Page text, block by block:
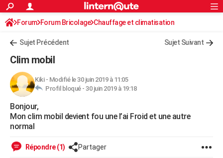
ACTUALITÉS
Politique
Société
Faits Divers
Education
Monde
Villes
+
FINANCE
Retraite
Impôts
Epargne
Immobilier
Risques naturels par ville
Banque
Assurance
Crédit
AUTO
Essais
Réserver un essai
Citadines
Berlines
SUV
Forum auto
+HIGH-TECH
Mobiles
Meilleur smartphone
Internet
Ordinateurs
Jeux vidéo
Guide high-tech
+
Forum
Aménagement intérieur
Extérieur
Cuisine
Salle de bains
Jardinage
Rangement
WEEK-END
Rechercher
S'inscrire
Connexion
Forum Forum Bricolage Chauffage et climatisation
Sujet Précédent Sujet Suivant
Clim mobil
Kiki- Modifié le 30 juin 2019 à 11:05
Profil bloqué - 30 juin 2019 à 19:18
Bonjour,
Mon clim mobil devient fou une l’ai Froid et une autre
normal
Répondre (1) Partager